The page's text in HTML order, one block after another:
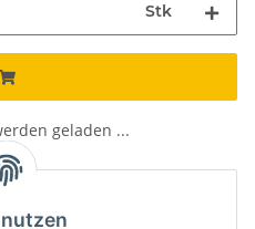
Stk
geladen ...